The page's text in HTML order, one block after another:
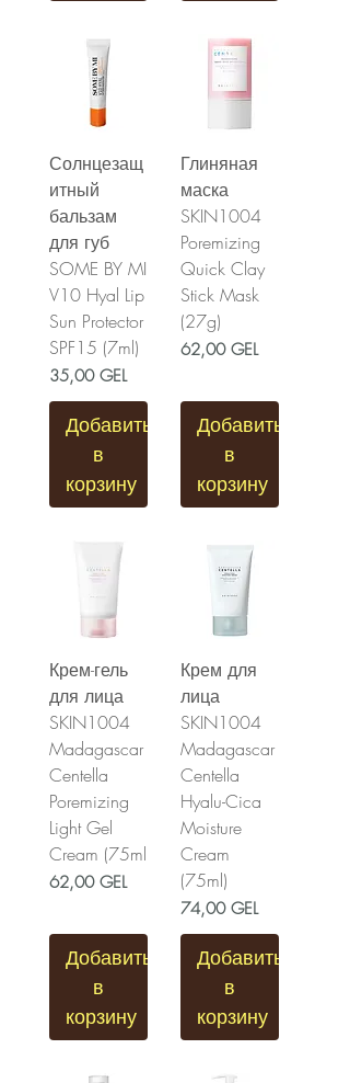
Солнцезащ
итный
бальзам
для губ
SOME BY MI
V10 Hyal Lip
Sun Protector
SPF15 (7ml)
Цена
35,00 GEL
Добавить
в
корзину
Глиняная
маска
SKIN1004
Poremizing
Quick Clay
Stick Mask
(27g)
Цена
62,00 GEL
Добавить
в
корзину
Крем-гель
для лица
SKIN1004
Madagascar
Centella
Poremizing
Light Gel
Cream (75ml
Цена
62,00 GEL
Добавить
в
корзину
Крем для
лица
SKIN1004
Madagascar
Centella
Hyalu-Cica
Moisture
Cream
(75ml)
Цена
74,00 GEL
Добавить
в
корзину